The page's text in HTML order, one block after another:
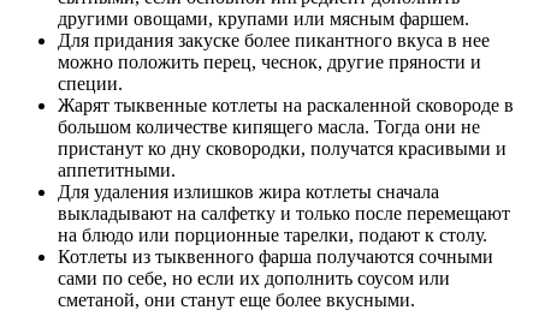
другими овощами, крупами или мясным фаршем.
Для придания закуске более пикантного вкуса в нее
можно положить перец, чеснок, другие пряности и
специи.
Жарят тыквенные котлеты на раскаленной сковороде в
большом количестве кипящего масла. Тогда они не
пристанут ко дну сковородки, получатся красивыми и
аппетитными.
Для удаления излишков жира котлеты сначала
выкладывают на салфетку и только после перемещают
на блюдо или порционные тарелки, подают к столу.
Котлеты из тыквенного фарша получаются сочными
сами по себе, но если их дополнить соусом или
сметаной, они станут еще более вкусными.